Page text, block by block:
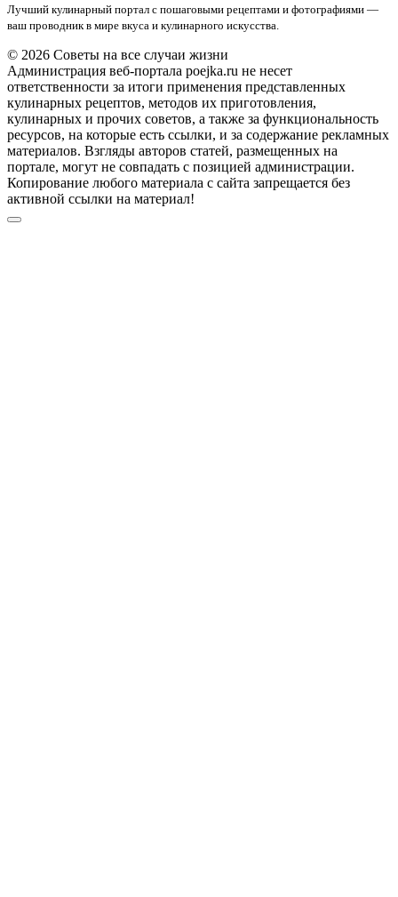
Лучший кулинарный портал с пошаговыми рецептами и фотографиями —
ваш проводник в мире вкуса и кулинарного искусства.
© 2026 Советы на все случаи жизни
Администрация веб-портала poejka.ru не несет
ответственности за итоги применения представленных
кулинарных рецептов, методов их приготовления,
кулинарных и прочих советов, а также за функциональность
ресурсов, на которые есть ссылки, и за содержание рекламных
материалов. Взгляды авторов статей, размещенных на
портале, могут не совпадать с позицией администрации.
Копирование любого материала с сайта запрещается без
активной ссылки на материал!